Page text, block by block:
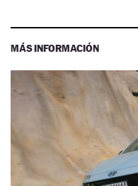
MÁS INFORMACIÓN